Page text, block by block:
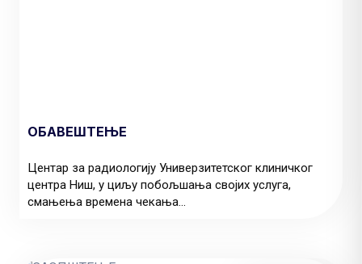
ОБАВЕШТЕЊЕ
Центар за радиологију Универзитетског клиничког
центра Ниш, у циљу побољшања својих услуга,
смањења времена чекања...